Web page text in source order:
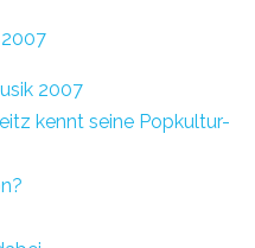
2007
kennt seine Popkultur-